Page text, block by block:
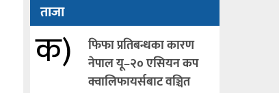
ताजा
क)
फिफा प्रतिबन्धका कारण
नेपाल यू–२० एसियन कप
क्वालिफायर्सबाट वञ्चित